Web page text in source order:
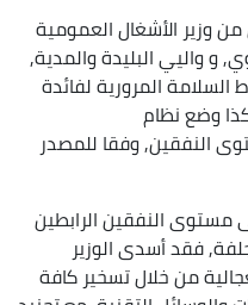
وزير الأشغال العمومية
و واليي البليدة والمدية,
المرورية لفائدة
وضع نظام
النفقين, وفقا للمصدر
النفقين الرابطين
فقد أسدى الوزير
من خلال تسخير كافة